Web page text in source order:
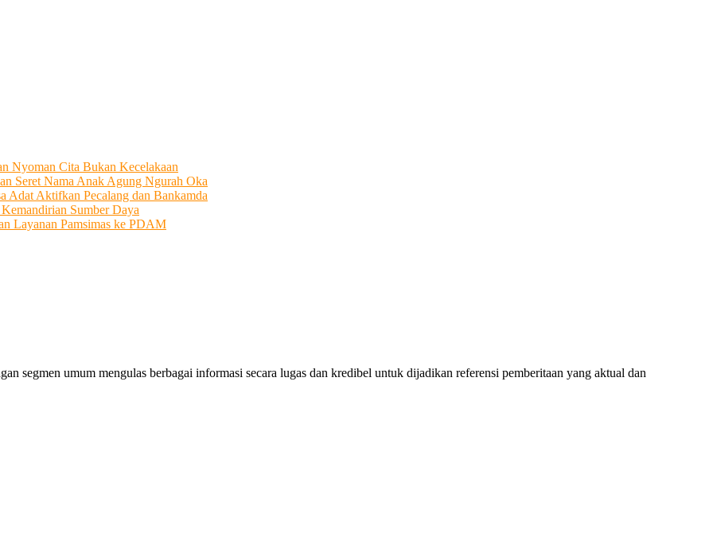
Nyoman Cita Bukan Kecelakaan
Seret Nama Anak Agung Ngurah Oka
Aktifkan Pecalang dan Bankamda
Sumber Daya
Layanan Pamsimas ke PDAM
segmen umum mengulas berbagai informasi secara lugas dan kredibel untuk dijadikan referensi pemberitaan yang aktual dan